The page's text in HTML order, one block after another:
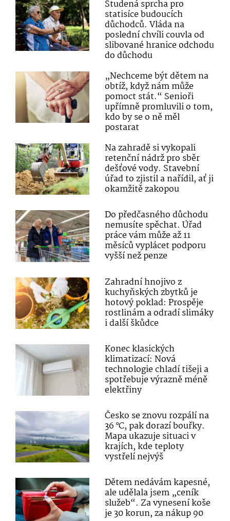
Studená sprcha pro
statisíce budoucích
důchodců. Vláda na
poslední chvíli couvla od
slibované hranice odchodu
do důchodu
„Nechceme být dětem na
obtíž, když nám může
pomoct stát.“ Senioři
upřímně promluvili o tom,
kdo by se o ně měl
postarat
Na zahradě si vykopali
retenční nádrž pro sběr
dešťové vody. Stavební
úřad to zjistil a nařídil, ať ji
okamžitě zakopou
Do předčasného důchodu
nemusíte spěchat. Úřad
práce vám může až 11
měsíců vyplácet podporu
vyšší než penze
Zahradní hnojivo z
kuchyňských zbytků je
hotový poklad: Prospěje
rostlinám a odradí slimáky
i další škůdce
Konec klasických
klimatizací: Nová
technologie chladí tišeji a
spotřebuje výrazně méně
elektřiny
Česko se znovu rozpálí na
36 °C, pak dorazí bouřky.
Mapa ukazuje situaci v
krajích, kde teploty
vystřelí nejvýš
Dětem nedávám kapesné,
ale udělala jsem „ceník
služeb“. Za vynesení koše
je 30 korun, za nákup 90